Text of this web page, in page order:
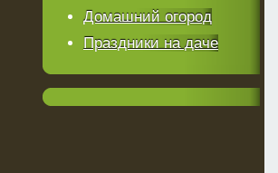
Домашний огород
Праздники на даче